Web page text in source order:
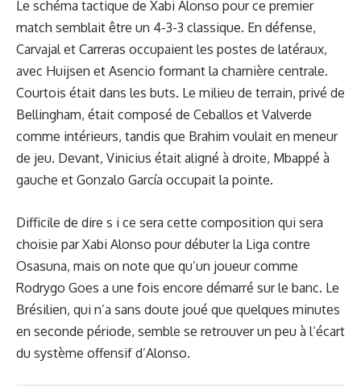
Le schéma tactique de Xabi Alonso pour ce premier
match semblait être un 4-3-3 classique. En défense,
Carvajal et Carreras occupaient les postes de latéraux,
avec Huijsen et Asencio formant la charnière centrale.
Courtois était dans les buts. Le milieu de terrain, privé de
Bellingham, était composé de Ceballos et Valverde
comme intérieurs, tandis que Brahim voulait en meneur
de jeu. Devant, Vinicius était aligné à droite, Mbappé à
gauche et Gonzalo García occupait la pointe.
Difficile de dire s i ce sera cette composition qui sera
choisie par Xabi Alonso pour débuter la Liga contre
Osasuna, mais on note que qu’un joueur comme
Rodrygo Goes a une fois encore démarré sur le banc. Le
Brésilien, qui n’a sans doute joué que quelques minutes
en seconde période, semble se retrouver un peu à l’écart
du système offensif d’Alonso.